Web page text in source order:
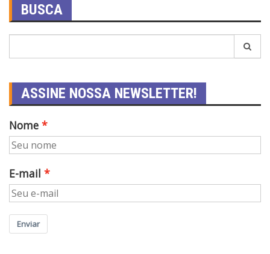
BUSCA
ASSINE NOSSA NEWSLETTER!
Nome
E-mail
Enviar